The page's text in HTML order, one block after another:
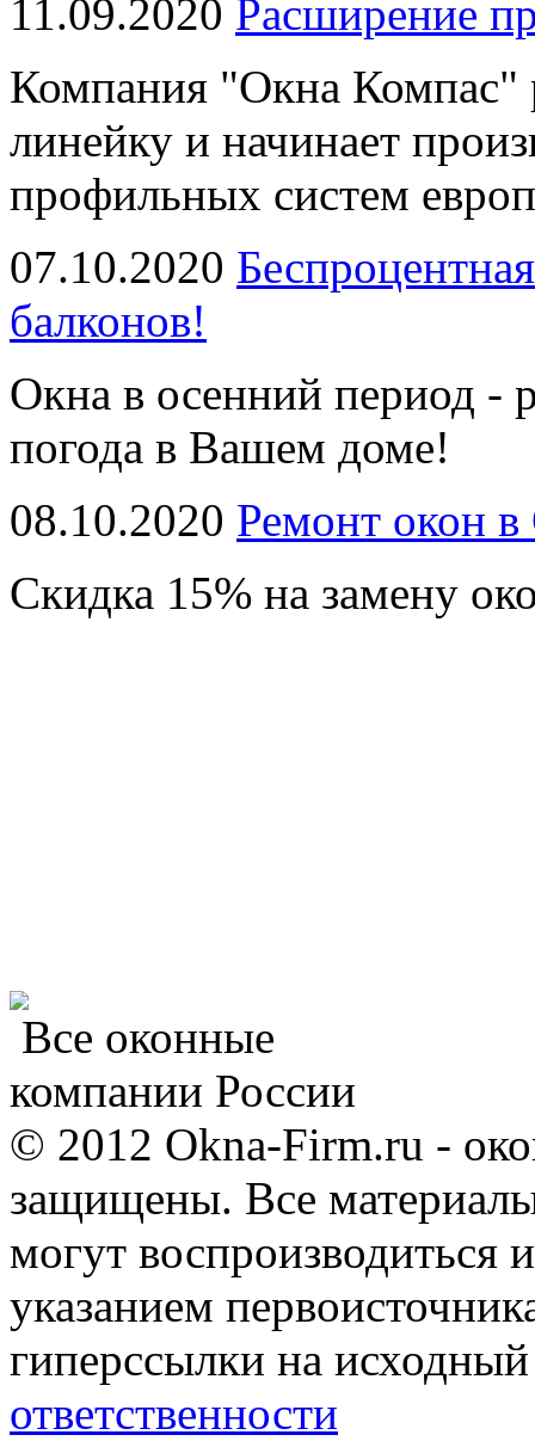
11.09.2020 Расширение
Компания "Окна Компас"
линейку и начинает
профильных систем
07.10.2020
балконов!
Окна в осенний период -
погода в Вашем доме!
08.10.2020 Ремонт окон
Скидка 15% на замену
Все оконные
компании России
© 2012 Okna-Firm.ru -
защищены. Все
могут воспроизводиться
указанием
гиперссылки на
ответственности